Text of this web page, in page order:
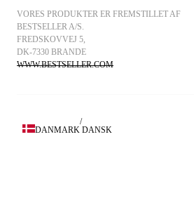
VORES PRODUKTER ER FREMSTILLET AF
BESTSELLER A/S.
FREDSKOVVEJ 5,
DK-7330 BRANDE
WWW.BESTSELLER.COM
DANMARK
/
DANSK